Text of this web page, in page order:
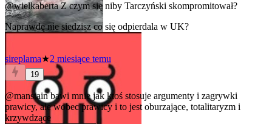
@wielkabertaZ czym się niby Tarczyński skompromitował?
Naprawdę nie siedzisz co się odpierdala w UK?
sireplama★2 miesiące temu
19
@manstainbawi mnie jak ktoś stosuje argumenty i zagrywki
prawicy, ale wobec prawicy i to jest oburzające, totalitaryzm i
krzywdzące